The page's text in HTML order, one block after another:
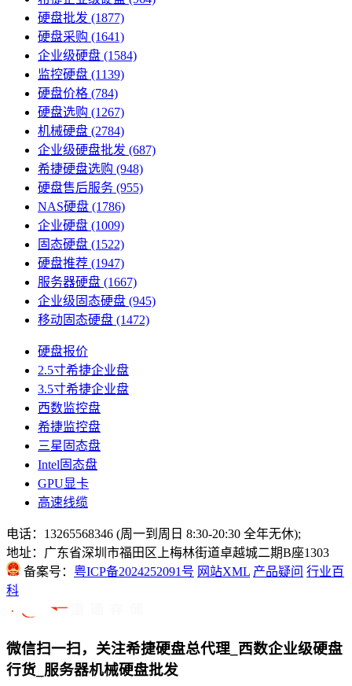
硬盘批发 (1877)
硬盘采购 (1641)
企业级硬盘 (1584)
监控硬盘 (1139)
硬盘价格 (784)
硬盘选购 (1267)
机械硬盘 (2784)
企业级硬盘批发 (687)
希捷硬盘选购 (948)
硬盘售后服务 (955)
NAS硬盘 (1786)
企业硬盘 (1009)
固态硬盘 (1522)
硬盘推荐 (1947)
服务器硬盘 (1667)
企业级固态硬盘 (945)
移动固态硬盘 (1472)
硬盘报价
2.5寸希捷企业盘
3.5寸希捷企业盘
西数监控盘
希捷监控盘
三星固态盘
Intel固态盘
GPU显卡
高速线缆
电话：13265568346 (周一到周日 8:30-20:30 全年无休);
地址：广东省深圳市福田区上梅林街道卓越城二期B座1303
备案号： 粤ICP备2024252091号 网站XML 产品疑问 行业百
科
微信扫一扫，关注希捷硬盘总代理_西数企业级硬盘
行货_服务器机械硬盘批发